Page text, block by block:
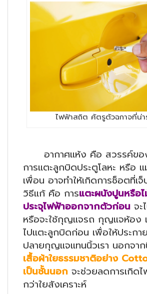
ไฟฟ้าสถิต ศัตรูตัวฉกาจที่น่
อากาศแห้ง คือ สวรรค์ขอ
การแตะลูกบิดประตูโลหะ หรือ
เพื่อน อาจทำให้เกิดการช็อตที่เ
วิธีแก้ คือ การแตะผนังปูนหรือ
ประจุไฟฟ้าออกจากตัวก่อน จะ
หรือจะใช้กุญแจรถ กุญแจห้อง
ไปแตะลูกบิดก่อน เพื่อให้ประกา
ปลายกุญแจแทนนิ้วเรา นอกจาก
เสื้อผ้าใยธรรมชาติอย่าง
เป็นชั้นนอก จะช่วยลดการเกิด
กว่าใยสังเคราะห์